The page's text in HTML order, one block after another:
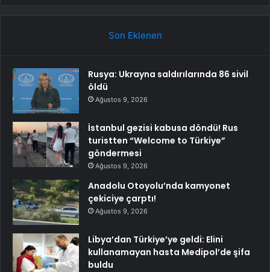
Son Eklenen
Rusya: Ukrayna saldırılarında 86 sivil
öldü
Ağustos 9, 2026
İstanbul gezisi kabusa döndü! Rus
turistten “Welcome to Türkiye”
göndermesi
Ağustos 9, 2026
Anadolu Otoyolu’nda kamyonet
çekiciye çarptı!
Ağustos 9, 2026
Libya’dan Türkiye’ye geldi: Elini
kullanamayan hasta Medipol’de şifa
buldu